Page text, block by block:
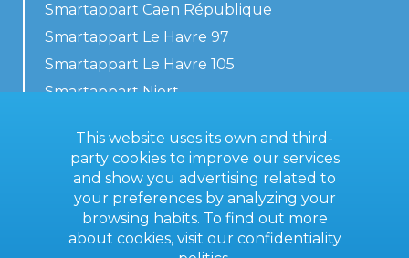
Smartappart Caen République
Smartappart Le Havre 97
Smartappart Le Havre 105
Smartappart Niort
Contact us
General terms
This website uses its own and third-
party cookies to improve our services
and show you advertising related to
your preferences by analyzing your
browsing habits. To find out more
about cookies, visit our confidentiality